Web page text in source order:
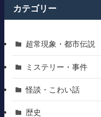
カテゴリー
超常現象・都市伝説
ミステリー・事件
怪談・こわい話
歴史